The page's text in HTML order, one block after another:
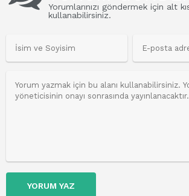
Yorumlarınızı göndermek için alt
kullanabilirsiniz.
YORUM YAZ